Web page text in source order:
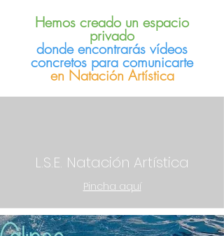
Hemos creado un espacio
privado
donde encontrarás vídeos
concretos para comunicarte
en Natación Artística
L.S.E. Natación Artística
Pincha aquí